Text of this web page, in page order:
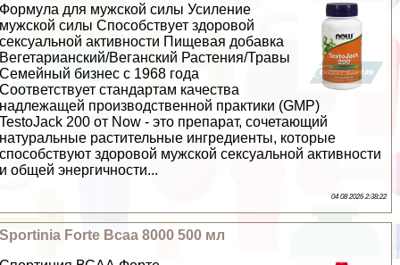
Формула для мужской силы Усиление
мужской силы Способствует здоровой
ceкcуальной активности Пищевая добавка
Вегетарианский/Веганский Растения/Травы
Семейный бизнес с 1968 года
Соответствует стандартам качества
надлежащей производственной пpaктики (GMP)
TestoJack 200 от Now - это препарат, сочетающий
натуральные растительные ингредиенты, которые
способствуют здоровой мужской ceкcуальной активности
и общей энергичности...
04 08 2026 2:38:22
Sportinia Forte Bcaa 8000 500 мл